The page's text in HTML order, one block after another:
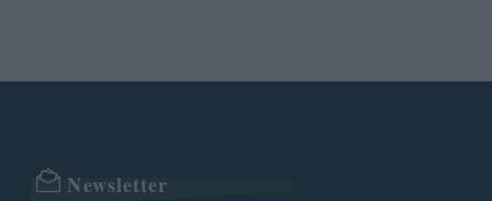
Newsletter